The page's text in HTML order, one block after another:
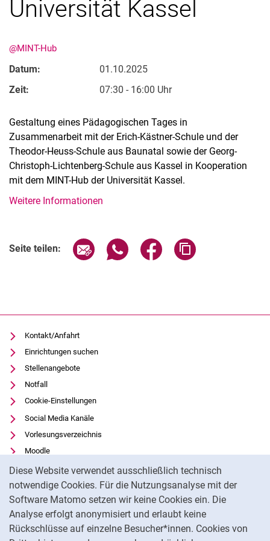
Diese Website verwendet ausschließlich technisch
notwendige Cookies. Für die Nutzungsanalyse mit der
Software Matomo setzen wir keine Cookies ein. Die
Analyse erfolgt anonymisiert und erlaubt keine
Rückschlüsse auf einzelne Besucher*innen. Cookies von
Universität Kassel
@MINT-Hub
Datum:
01.10.2025
Zeit:
07:30 - 16:00 Uhr
Gestaltung eines Pädagogischen Tages in
Zusammenarbeit mit der Erich-Kästner-Schule und der
Theodor-Heuss-Schule aus Baunatal sowie der Georg-
Christoph-Lichtenberg-Schule aus Kassel in Kooperation
mit dem MINT-Hub der Universität Kassel.
Weitere Informationen
Seite teilen: Seite über E-Mail teilen
Seite über WhatsApp teilen
Seite über Facebook
Kontakt/Anfahrt
Einrichtungen suchen
Stellenangebote
Notfall
Cookie-Einstellungen
Social Media Kanäle
Vorlesungsverzeichnis
Moodle
Panopto
Universitätsbibliothek
Datenschutz
Barrierefreiheit
Transparenter KI-Einsatz